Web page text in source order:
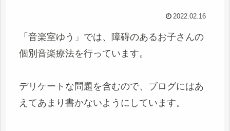
2022.02.16
「音楽室ゆう」では、障碍のあるお子さんの
個別音楽療法を行っています。
デリケートな問題を含むので、ブログにはあ
えてあまり書かないようにしています。